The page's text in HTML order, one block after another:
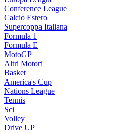
Conference League
Calcio Estero
Supercoppa Italiana
Formula 1
Formula E
MotoGP
Altri Motori
Basket
America's Cup
Nations League
Tennis
Sci
Volley
Drive UP